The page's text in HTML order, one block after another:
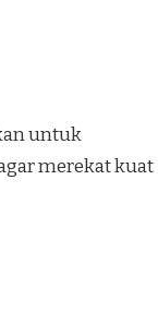
untuk
merekat kuat